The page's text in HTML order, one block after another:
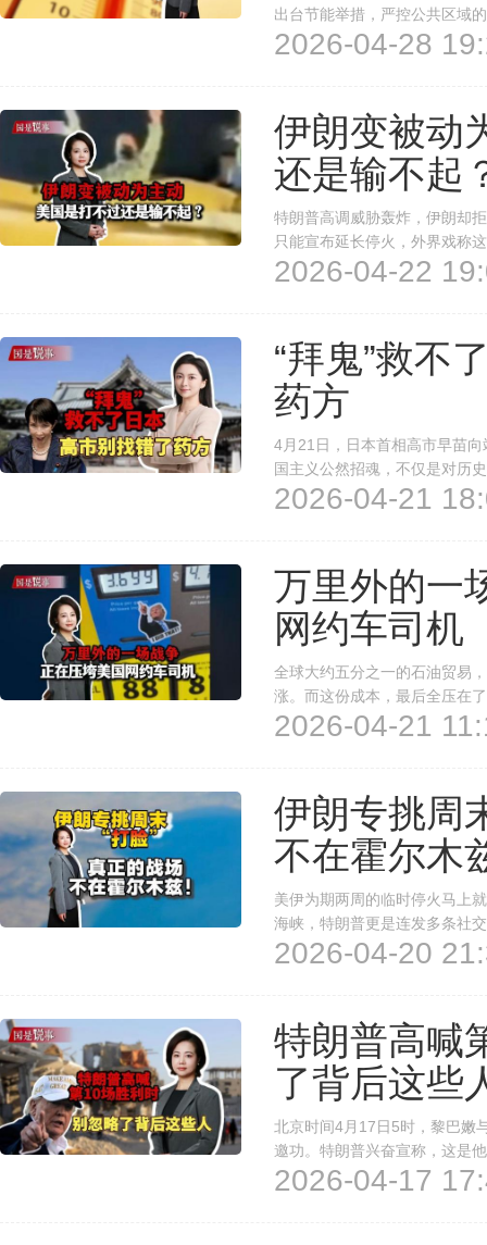
出台节能举措，严控公共区域
连续发布高温“危险”预警。但
2026-04-28
伊朗变被动
还是输不起
特朗普高调威胁轰炸，伊朗却
只能宣布延长停火，外界戏称
捐躯对我来说是荣幸，我丝毫
2026-04-22
“拜鬼”救不
药方
4月21日，日本首相高市早苗
国主义公然招魂，不仅是对历
法西斯战争胜利成果的蓄意挑
2026-04-21
万里外的一
网约车司机
全球大约五分之一的石油贸易
涨。而这份成本，最后全压在
加满一箱油只要36美元，现在
2026-04-21
伊朗专挑周
不在霍尔木
美伊为期两周的临时停火马上
海峡，特朗普更是连发多条社
末，伊朗直接两记重拳，把局
2026-04-20
特朗普高喊
了背后这些
北京时间4月17日5时，黎巴嫩
邀功。特朗普兴奋宣称，这是
人赴华盛顿谈“持久和平”；伊
2026-04-17